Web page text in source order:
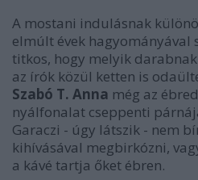
A mostani indulásnak
elmúlt évek hagyományával
titkos, hogy melyik
az írók közül ketten is
Szabó T. Anna még az
nyálfonalat cseppenti
Garaczi - úgy látszik - nem
kihívásával megbirkózni,
a kávé tartja őket ébren.